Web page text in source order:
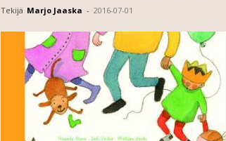
Tekijä Marjo Jaaska - 2016-07-01